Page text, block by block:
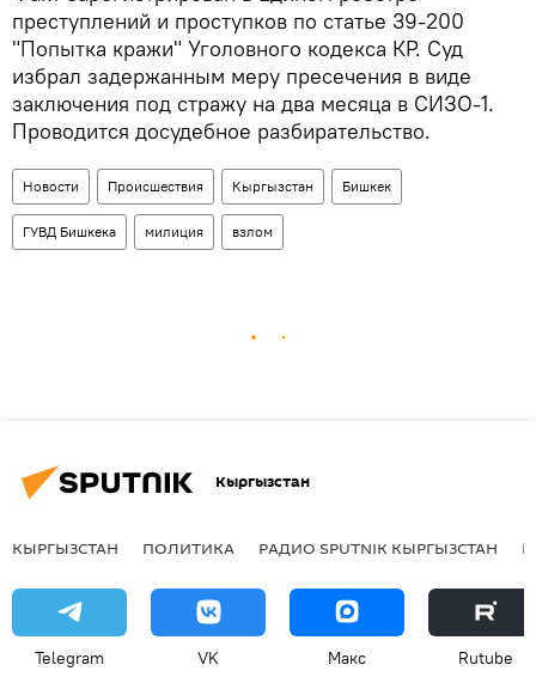
преступлений и проступков по статье 39-200
"Попытка кражи" Уголовного кодекса КР. Суд
избрал задержанным меру пресечения в виде
заключения под стражу на два месяца в СИЗО-1.
Проводится досудебное разбирательство.
Новости Происшествия Кыргызстан Бишкек
ГУВД Бишкека милиция взлом
Кыргызстан
КЫРГЫЗСТАН ПОЛИТИКА РАДИО SPUTNIK КЫРГЫЗСТАН
Telegram VK Макс Rutube